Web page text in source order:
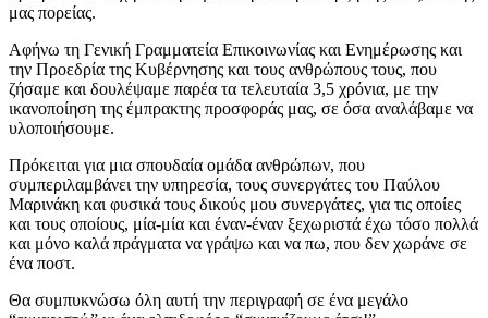
μας πορείας.
Αφήνω τη Γενική Γραμματεία Επικοινωνίας και Ενημέρωσης και
την Προεδρία της Κυβέρνησης και τους ανθρώπους τους, που
ζήσαμε και δουλέψαμε παρέα τα τελευταία 3,5 χρόνια, με την
ικανοποίηση της έμπρακτης προσφοράς μας, σε όσα αναλάβαμε να
υλοποιήσουμε.
Πρόκειται για μια σπουδαία ομάδα ανθρώπων, που
συμπεριλαμβάνει την υπηρεσία, τους συνεργάτες του Παύλου
Μαρινάκη και φυσικά τους δικούς μου συνεργάτες, για τις οποίες
και τους οποίους, μία-μία και έναν-έναν ξεχωριστά έχω τόσο πολλά
και μόνο καλά πράγματα να γράψω και να πω, που δεν χωράνε σε
ένα ποστ.
Θα συμπυκνώσω όλη αυτή την περιγραφή σε ένα μεγάλο